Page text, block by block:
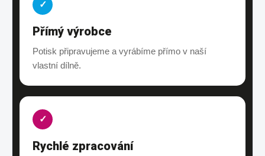
✓
Přímý výrobce
Potisk připravujeme a vyrábíme přímo v naší
vlastní dílně.
✓
Rychlé zpracování